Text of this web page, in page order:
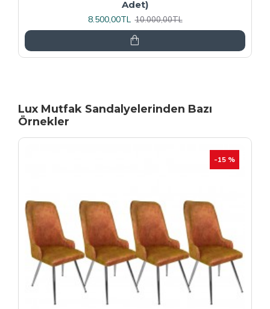
9.600,00TL 12.000,00TL
Lux Mutfak Sandalyelerinden Bazı
Örnekler
YENI
İHRAÇ FAZLASI
-20 %